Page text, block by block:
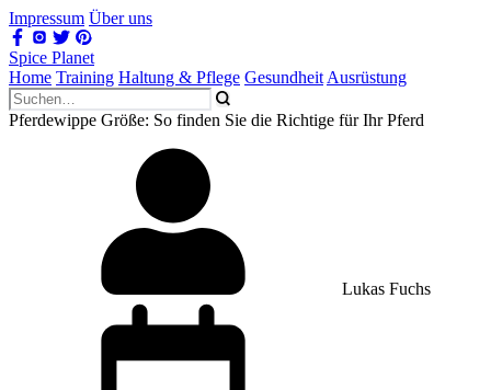
Impressum Über uns
Spice Planet
Home Training Haltung & Pflege Gesundheit Ausrüstung
Pferdewippe Größe: So finden Sie die Richtige für Ihr Pferd
Lukas Fuchs